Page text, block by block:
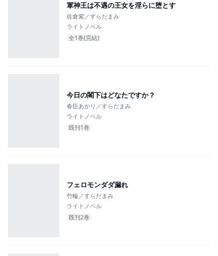
軍神王は不遇の王女を淫らに堕とす
佐倉紫／すらだまみ
ライトノベル
全1巻(完結)
今日の閣下はどなたですか？
春臣あかり／すらだまみ
ライトノベル
既刊1巻
フェロモンダダ漏れ
竹輪／すらだまみ
ライトノベル
既刊2巻